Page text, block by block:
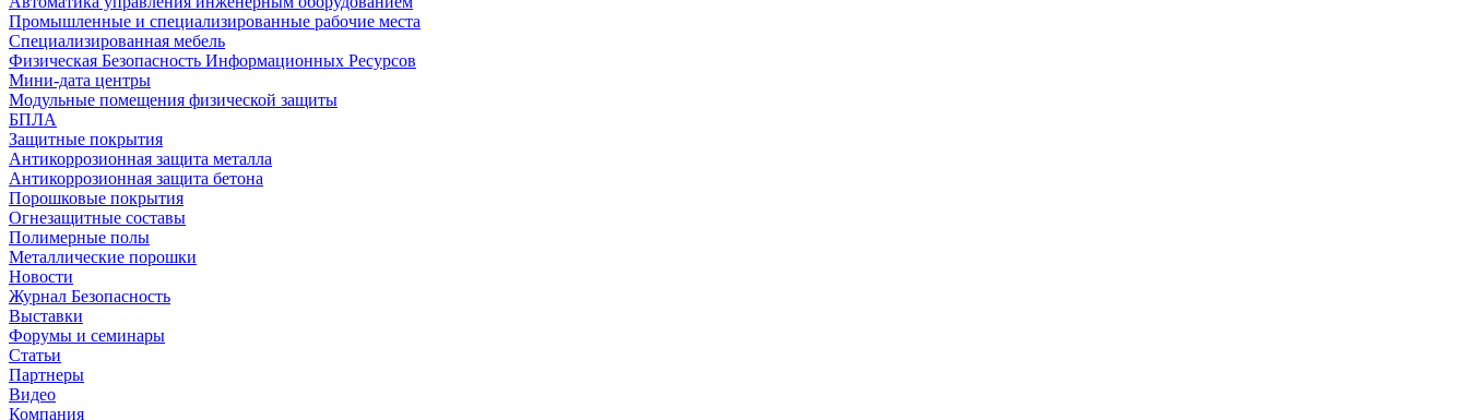
Промышленные и специализированные рабочие места
Специализированная мебель
Физическая Безопасность Информационных Ресурсов
Мини-дата центры
Модульные помещения физической защиты
БПЛА
Защитные покрытия
Антикоррозионная защита металла
Антикоррозионная защита бетона
Порошковые покрытия
Огнезащитные составы
Полимерные полы
Металлические порошки
Новости
Журнал Безопасность
Выставки
Форумы и семинары
Статьи
Партнеры
Видео
Компания